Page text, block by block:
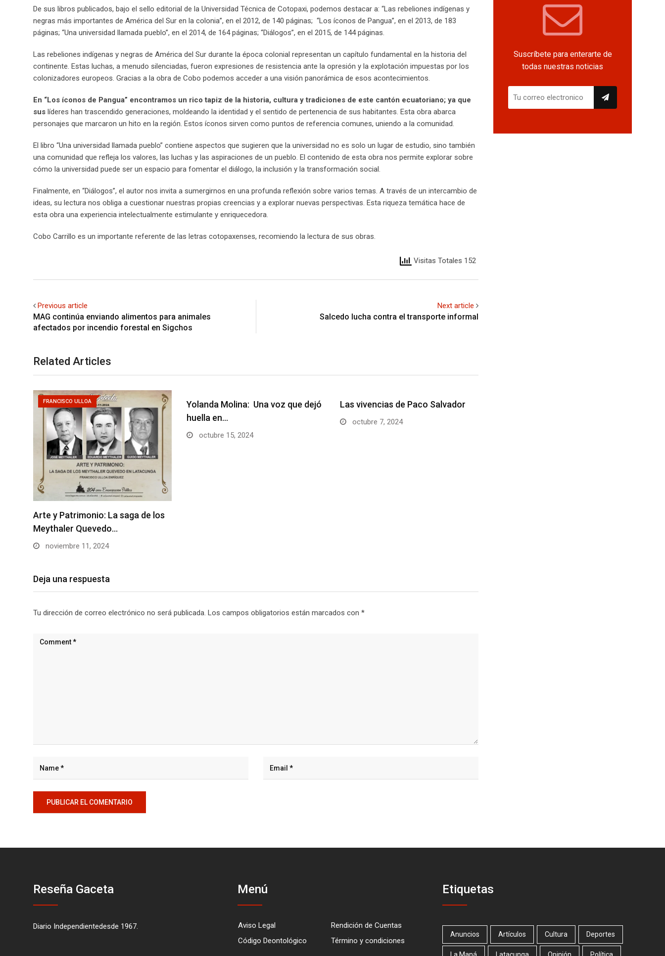
De sus libros publicados, bajo el sello editorial de la Universidad Técnica de Cotopaxi, podemos destacar a: “Las rebeliones indígenas y
negras más importantes de América del Sur en la colonia”, en el 2012, de 140 páginas; “Los íconos de Pangua”, en el 2013, de 183
páginas; “Una universidad llamada pueblo”, en el 2014, de 164 páginas; “Diálogos”, en el 2015, de 144 páginas.
Las rebeliones indígenas y negras de América del Sur durante la época colonial representan un capítulo fundamental en la historia del
continente. Estas luchas, a menudo silenciadas, fueron expresiones de resistencia ante la opresión y la explotación impuestas por los
colonizadores europeos. Gracias a la obra de Cobo podemos acceder a una visión panorámica de esos acontecimientos.
En “Los íconos de Pangua” encontramos un rico tapiz de la historia, cultura y tradiciones de este cantón ecuatoriano; ya que
sus líderes han trascendido generaciones, moldeando la identidad y el sentido de pertenencia de sus habitantes. Esta obra abarca
personajes que marcaron un hito en la región. Estos íconos sirven como puntos de referencia comunes, uniendo a la comunidad.
El libro “Una universidad llamada pueblo” contiene aspectos que sugieren que la universidad no es solo un lugar de estudio, sino también
una comunidad que refleja los valores, las luchas y las aspiraciones de un pueblo. El contenido de esta obra nos permite explorar sobre
cómo la universidad puede ser un espacio para fomentar el diálogo, la inclusión y la transformación social.
Finalmente, en “Diálogos”, el autor nos invita a sumergirnos en una profunda reflexión sobre varios temas. A través de un intercambio de
ideas, su lectura nos obliga a cuestionar nuestras propias creencias y a explorar nuevas perspectivas. Esta riqueza temática hace de
esta obra una experiencia intelectualmente estimulante y enriquecedora.
Cobo Carrillo es un importante referente de las letras cotopaxenses, recomiendo la lectura de sus obras.
Visitas Totales 152
Previous article
MAG continúa enviando alimentos para animales
afectados por incendio forestal en Sigchos
Next article
Salcedo lucha contra el transporte informal
Related Articles
FRANCISCO ULLOA
Arte y Patrimonio: La saga de los
Meythaler Quevedo…
noviembre 11, 2024
Yolanda Molina: Una voz que dejó
huella en…
octubre 15, 2024
Las vivencias de Paco Salvador
octubre 7, 2024
Deja una respuesta
Tu dirección de correo electrónico no será publicada. Los campos obligatorios están marcados con *
Suscríbete para enterarte de
todas nuestras noticias
Reseña Gaceta
Diario Independientedesde 1967.
Menú
Aviso Legal
Rendición de Cuentas
Código Deontológico
Término y condiciones
Etiquetas
Anuncios Artículos Cultura Deportes